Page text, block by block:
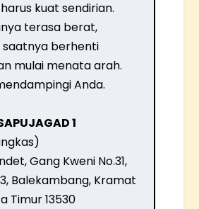
kuat sendirian.
terasa berat,
saatnya berhenti
mulai menata arah.
Anda.
1
Gang Kweni No.31,
Balekambang, Kramat
Timur 13530